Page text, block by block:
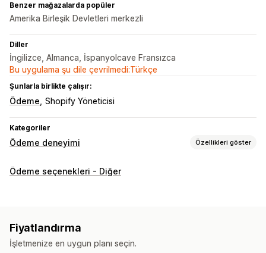
Benzer mağazalarda popüler
Amerika Birleşik Devletleri merkezli
Diller
İngilizce, Almanca, İspanyolcave Fransızca
Bu uygulama şu dile çevrilmedi:Türkçe
Şunlarla birlikte çalışır:
Ödeme Shopify Yöneticisi
Kategoriler
Ödeme deneyimi Özellikleri göster
Görüntüleme seçenekleri
Ödeme seçenekleri - Diğer
Fiyatlandırma
İşletmenize en uygun planı seçin.